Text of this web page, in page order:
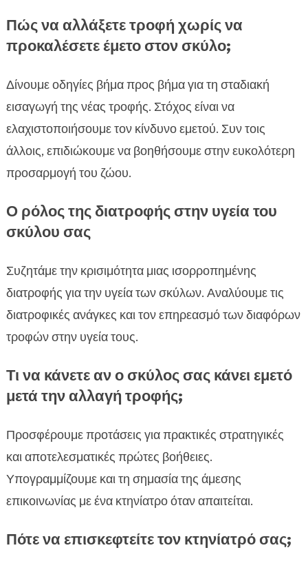
Πώς να αλλάξετε τροφή χωρίς να
προκαλέσετε έμετο στον σκύλο;
Δίνουμε οδηγίες βήμα προς βήμα για τη σταδιακή
εισαγωγή της νέας τροφής. Στόχος είναι να
ελαχιστοποιήσουμε τον κίνδυνο εμετού. Συν τοις
άλλοις, επιδιώκουμε να βοηθήσουμε στην ευκολότερη
προσαρμογή του ζώου.
Ο ρόλος της διατροφής στην υγεία του
σκύλου σας
Συζητάμε την κρισιμότητα μιας ισορροπημένης
διατροφής για την υγεία των σκύλων. Αναλύουμε τις
διατροφικές ανάγκες και τον επηρεασμό των διαφόρων
τροφών στην υγεία τους.
Τι να κάνετε αν ο σκύλος σας κάνει εμετό
μετά την αλλαγή τροφής;
Προσφέρουμε προτάσεις για πρακτικές στρατηγικές
και αποτελεσματικές πρώτες βοήθειες.
Υπογραμμίζουμε και τη σημασία της άμεσης
επικοινωνίας με ένα κτηνίατρο όταν απαιτείται.
Πότε να επισκεφτείτε τον κτηνίατρό σας;